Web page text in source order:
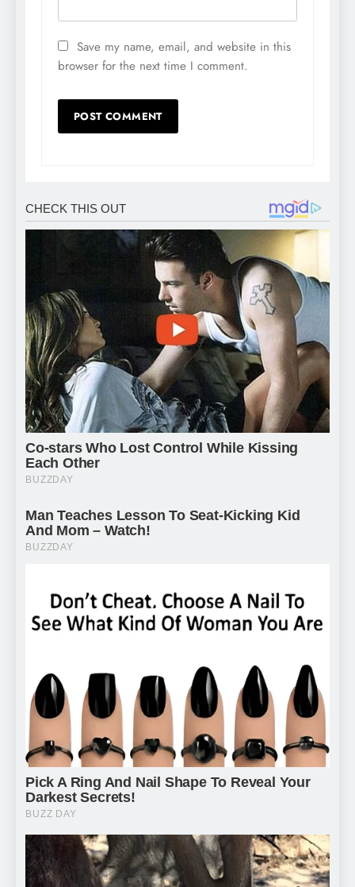
Save my name, email, and website in this
browser for the next time I comment.